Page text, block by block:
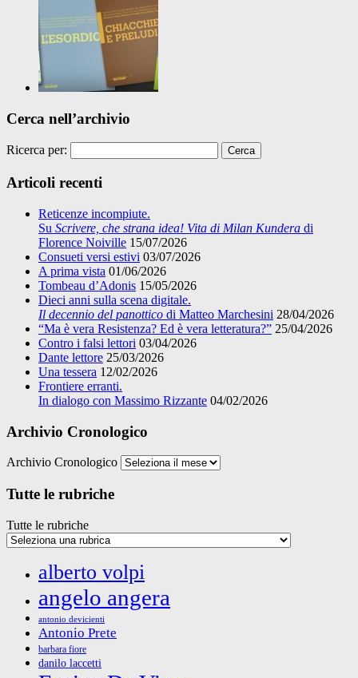
Cerca nell’archivio
Ricerca per:
Articoli recenti
Reticenze incompiute.
Su Scrivere, che strana idea! Vita di Milan Kundera di
Florence Noiville 15/07/2026
Consueti versi estivi 03/07/2026
A prima vista 01/06/2026
Tombeau d’Adonis 15/05/2026
Dieci anni sulla scena digitale.
Il decennio del panottico di Matteo Marchesini 28/04/2026
“Ma è vera Resistenza? Ed è vera letteratura?” 25/04/2026
Contro i falsi lettori 03/04/2026
Dante lettore 25/03/2026
Una tessera 12/02/2026
Frontiere erranti.
In dialogo con Massimo Rizzante 04/02/2026
Archivio Cronologico
Archivio Cronologico
Tutte le rubriche
Tutte le rubriche
alberto volpi
angelo angera
antonio devicienti
Antonio Prete
barbara fiore
danilo laccetti